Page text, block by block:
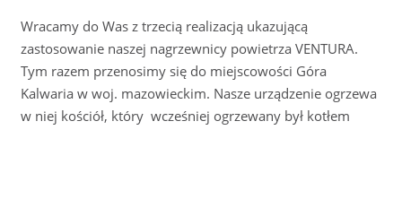
Wracamy do Was z trzecią realizacją ukazującą
zastosowanie naszej nagrzewnicy powietrza VENTURA.
Tym razem przenosimy się do miejscowości Góra
Kalwaria w woj. mazowieckim. Nasze urządzenie ogrzewa
w niej kościół, który wcześniej ogrzewany był kotłem